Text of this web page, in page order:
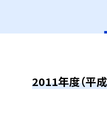
2011年度（平